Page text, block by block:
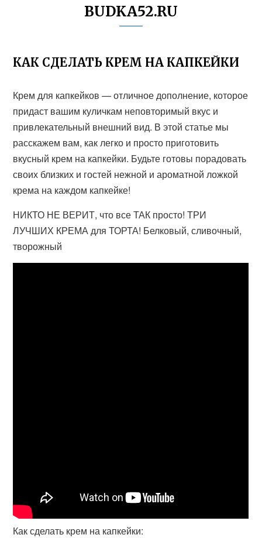
BUDKA52.RU
КАК СДЕЛАТЬ КРЕМ НА КАПКЕЙКИ
Крем для капкейков — отличное дополнение, которое
придаст вашим куличкам неповторимый вкус и
привлекательный внешний вид. В этой статье мы
расскажем вам, как легко и просто приготовить
вкусный крем на капкейки. Будьте готовы порадовать
своих близких и гостей нежной и ароматной ложкой
крема на каждом капкейке!
НИКТО НЕ ВЕРИТ, что все ТАК просто! ТРИ
ЛУЧШИХ КРЕМА для ТОРТА! Белковый, сливочный,
творожный
Как сделать крем на капкейки: